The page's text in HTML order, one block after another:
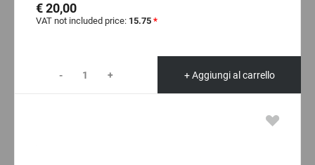
€ 20,00
VAT not included price: 15.75 *
- + + Aggiungi al carrello